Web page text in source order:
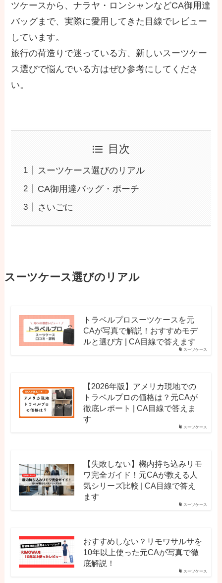
ツケースから、ナラヤ・ロンシャンなどCA御用達
バッグまで、実際に愛用してきた目線でレビュー
しています。
旅行の荷造りで迷っている方、新しいスーツケー
ス選びで悩んでいる方はぜひ参考にしてくださ
い。
目次
スーツケース選びのリアル
CA御用達バッグ・ポーチ
さいごに
スーツケース選びのリアル
スーツケース
トラベルプロスーツケースを元
CAが写真で解説！おすすめモデ
ルと選び方 | CA目線で答えます
スーツケース
【2026年版】アメリカ現地での
トラベルプロの価格は？元CAが
徹底レポート | CA目線で答えま
す
スーツケース
【失敗しない】機内持ち込みリモ
ワ完全ガイド！元CAが教える人
気シリーズ比較 | CA目線で答え
ます
スーツケース
おすすめしない？リモワサルサを
10年以上使った元CAが写真で徹
底解説！